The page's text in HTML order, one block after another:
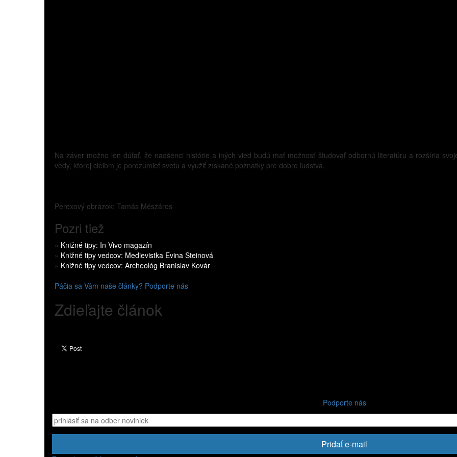
Na záver možno len dúfať, že nadšenci histórie a iných vied budú mať možnosť študovať odbornú literatúru a rozšíria
vedy, ktorej cieľom je porozumieť svetu a využiť získané poznatky pre dobro ľudstva.
-
Perexový obrázok: Tamás Mészáros
Pozri tiež
» Knižné tipy: In Vivo magazín
» Knižné tipy vedcov: Medievistka Evina Steinová
» Knižné tipy vedcov: Archeológ Branislav Kovár
Páčia sa Vám naše články? Podporte nás
Zdieľajte článok
Podporte nás
Pridať e-mail